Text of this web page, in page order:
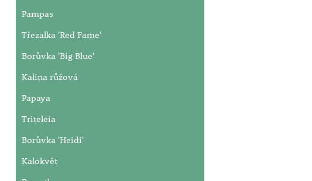
Pampas
Třezalka 'Red Fame'
Borůvka 'Big Blue'
Kalina růžová
Papaya
Triteleia
Borůvka 'Heidi'
Kalokvět